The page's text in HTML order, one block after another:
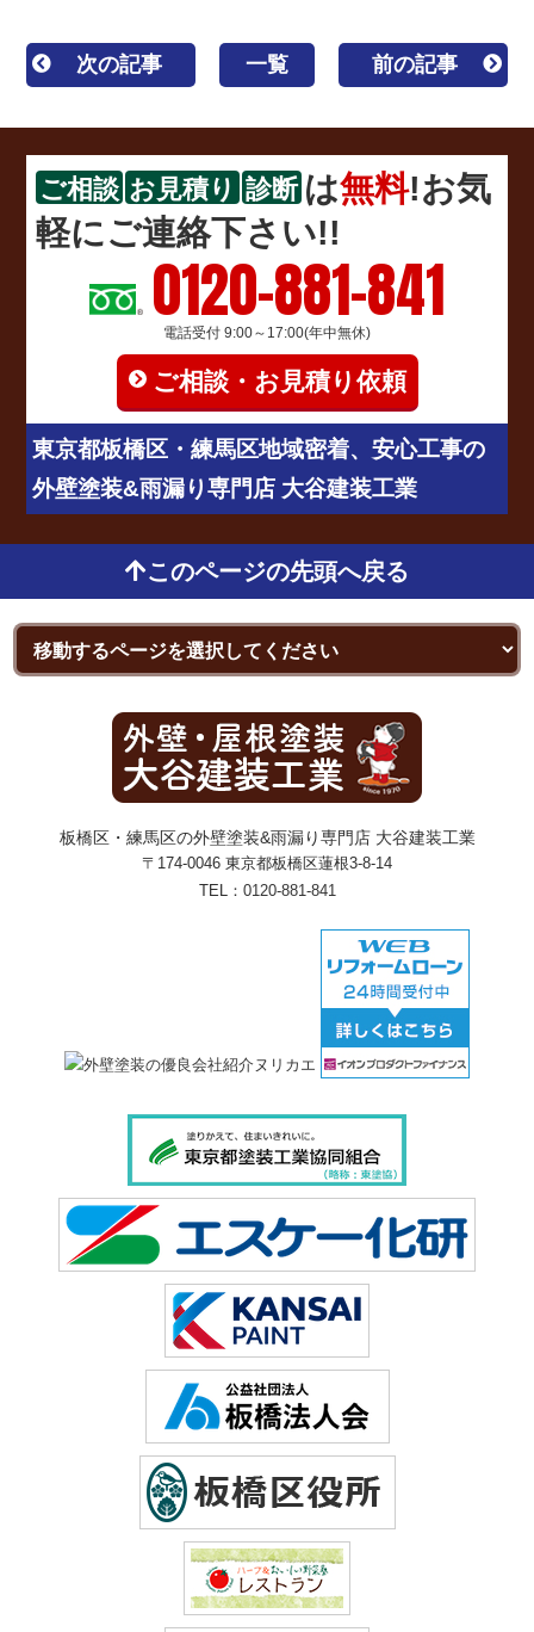
次の記事 一覧 前の記事
ご相談 お見積り 診断 は無料!お気
軽にご連絡下さい!!
0120-881-841
電話受付 9:00～17:00(年中無休)
ご相談・お見積り依頼
東京都板橋区・練馬区地域密着、安心工事の
外壁塗装&雨漏り専門店 大谷建装工業
このページの先頭へ戻る
板橋区・練馬区の外壁塗装&雨漏り専門店 大谷建装工業
〒174-0046 東京都板橋区蓮根3-8-14
TEL： 0120-881-841